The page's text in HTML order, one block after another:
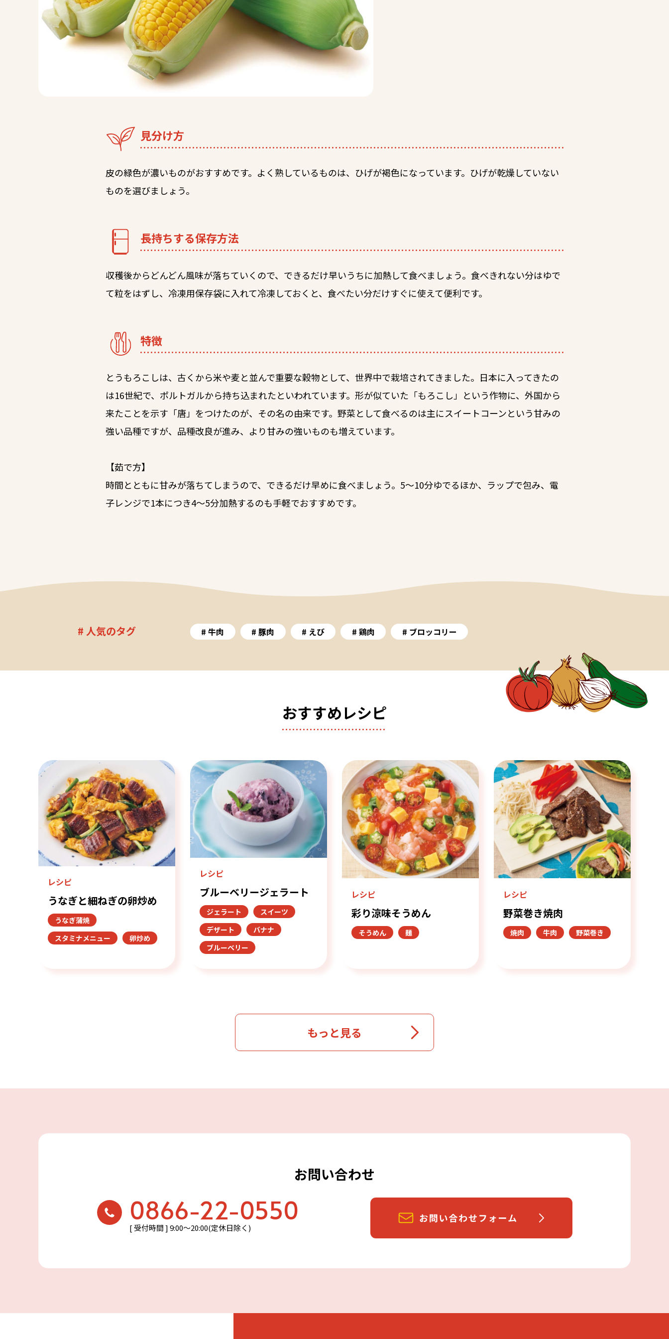
見分け方
皮の緑色が濃いものがおすすめです。よく熟しているものは、ひげが褐色になっています。ひげが乾燥していない
ものを選びましょう。
長持ちする保存方法
収穫後からどんどん風味が落ちていくので、できるだけ早いうちに加熱して食べましょう。食べきれない分はゆで
て粒をはずし、冷凍用保存袋に入れて冷凍しておくと、食べたい分だけすぐに使えて便利です。
特徴
とうもろこしは、古くから米や麦と並んで重要な穀物として、世界中で栽培されてきました。日本に入ってきたの
は16世紀で、ポルトガルから持ち込まれたといわれています。形が似ていた「もろこし」という作物に、外国から
来たことを示す「唐」をつけたのが、その名の由来です。野菜として食べるのは主にスイートコーンという甘みの
強い品種ですが、品種改良が進み、より甘みの強いものも増えています。
【茹で方】
時間とともに甘みが落ちてしまうので、できるだけ早めに食べましょう。5～10分ゆでるほか、ラップで包み、電
子レンジで1本につき4～5分加熱するのも手軽でおすすめです。
# 人気のタグ 牛肉 豚肉 えび 鶏肉 ブロッコリー
おすすめレシピ
レシピ
うなぎと細ねぎの卵炒め
うなぎ蒲焼
スタミナメニュー
卵炒め
レシピ
ブルーベリージェラート
ジェラート
スイーツ
デザート
バナナ
ブルーベリー
レシピ
彩り涼味そうめん
そうめん 麺
レシピ
野菜巻き焼肉
焼肉 牛肉 野菜巻き
もっと見る
お問い合わせ
0866-22-0550
[ 受付時間 ] 9:00〜20:00(定休日除く)